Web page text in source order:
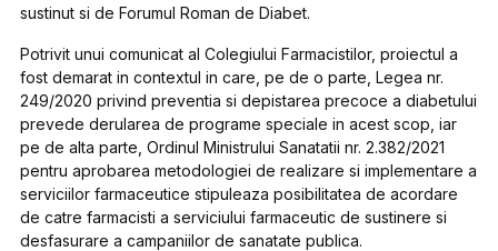
sustinut si de Forumul Roman de Diabet.
Potrivit unui comunicat al Colegiului Farmacistilor, proiectul a
fost demarat in contextul in care, pe de o parte, Legea nr.
249/2020 privind preventia si depistarea precoce a diabetului
prevede derularea de programe speciale in acest scop, iar
pe de alta parte, Ordinul Ministrului Sanatatii nr. 2.382/2021
pentru aprobarea metodologiei de realizare si implementare a
serviciilor farmaceutice stipuleaza posibilitatea de acordare
de catre farmacisti a serviciului farmaceutic de sustinere si
desfasurare a campaniilor de sanatate publica.